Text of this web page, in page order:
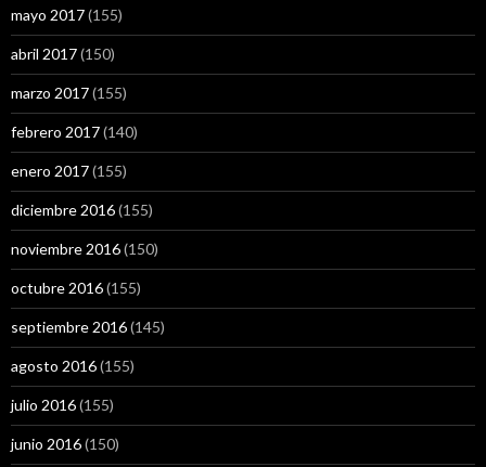
mayo 2017(155)
abril 2017(150)
marzo 2017(155)
febrero 2017(140)
enero 2017(155)
diciembre 2016(155)
noviembre 2016(150)
octubre 2016(155)
septiembre 2016(145)
agosto 2016(155)
julio 2016(155)
junio 2016(150)